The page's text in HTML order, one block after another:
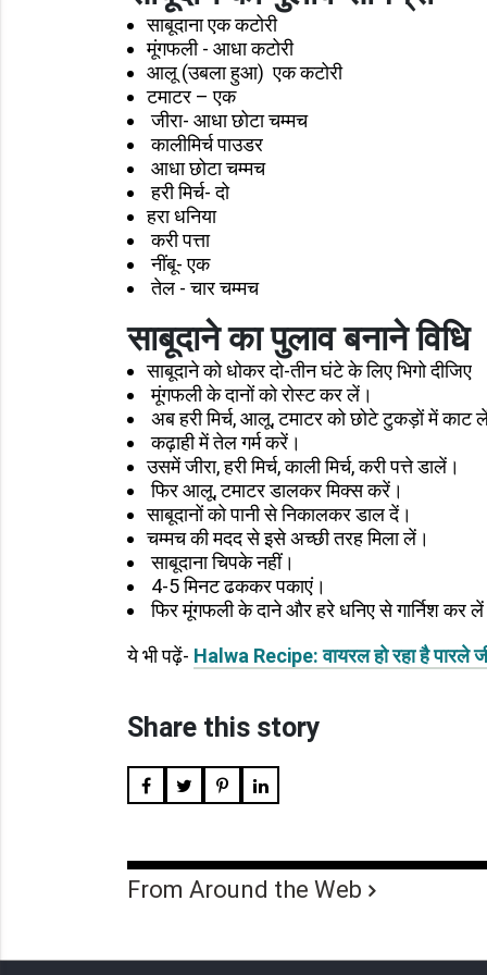
साबूदाना एक कटोरी
मूंगफली - आधा कटोरी
आलू (उबला हुआ) एक कटोरी
टमाटर – एक
जीरा- आधा छोटा चम्मच
कालीमिर्च पाउडर
आधा छोटा चम्मच
हरी मिर्च- दो
हरा धनिया
करी पत्ता
नींबू- एक
तेल - चार चम्मच
साबूदाने का पुलाव बनाने विधि
साबूदाने को धोकर दो-तीन घंटे के लिए भिगो दीजिए
मूंगफली के दानों को रोस्ट कर लें।
अब हरी मिर्च, आलू, टमाटर को छोटे टुकड़ों में काट
कढ़ाही में तेल गर्म करें।
उसमें जीरा, हरी मिर्च, काली मिर्च, करी पत्ते डालें।
फिर आलू, टमाटर डालकर मिक्स करें।
साबूदानों को पानी से निकालकर डाल दें।
चम्मच की मदद से इसे अच्छी तरह मिला लें।
साबूदाना चिपके नहीं।
4-5 मिनट ढककर पकाएं।
फिर मूंगफली के दाने और हरे धनिए से गार्निश कर
ये भी पढ़ें- Halwa Recipe: वायरल हो रहा है पारले
Share this story
From Around the Web